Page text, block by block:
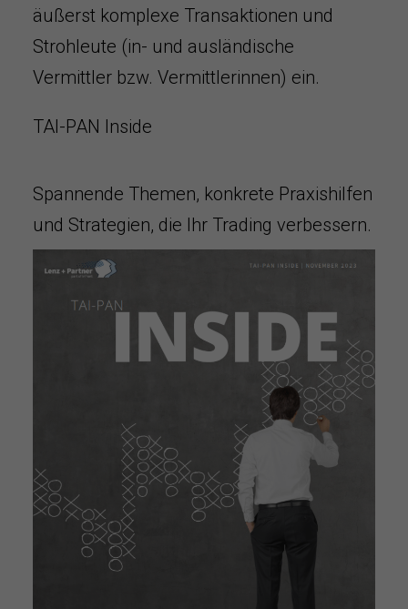
äußerst komplexe Transaktionen und
Strohleute (in- und ausländische
Vermittler bzw. Vermittlerinnen) ein.
TAI-PAN Inside
Spannende Themen, konkrete Praxishilfen
und Strategien, die Ihr Trading verbessern.